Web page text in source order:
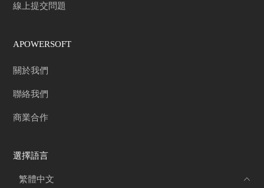
線上提交問題
APOWERSOFT
關於我們
聯絡我們
商業合作
選擇語言